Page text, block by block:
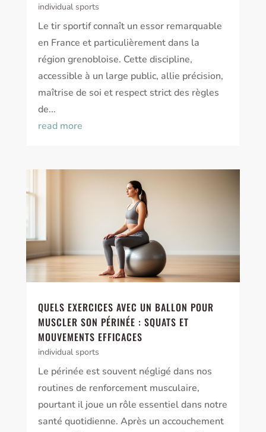
individual sports
Le tir sportif connaît un essor remarquable
en France et particulièrement dans la
région grenobloise. Cette discipline,
accessible à un large public, allie précision,
maîtrise de soi et respect strict des règles
de...
read more
QUELS EXERCICES AVEC UN BALLON POUR
MUSCLER SON PÉRINÉE : SQUATS ET
MOUVEMENTS EFFICACES
individual sports
Le périnée est souvent négligé dans nos
routines de renforcement musculaire,
pourtant il joue un rôle essentiel dans notre
santé quotidienne. Après un accouchement